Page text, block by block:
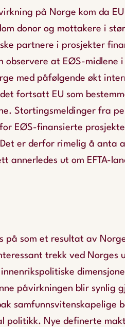
på Norge kom da
donor og mottakere i
partnere i prosjekter
observere at EØS-midlene
med påfølgende økt
fortsatt EU som
Stortingsmeldinger fra
EØS-finansierte
er derfor rimelig å anta
annerledes ut om EFTA-
på som et resultat av
trekk ved Norges
påvirkningen blir synlig
samfunnsvitenskapelige
politikk. Nye definerte